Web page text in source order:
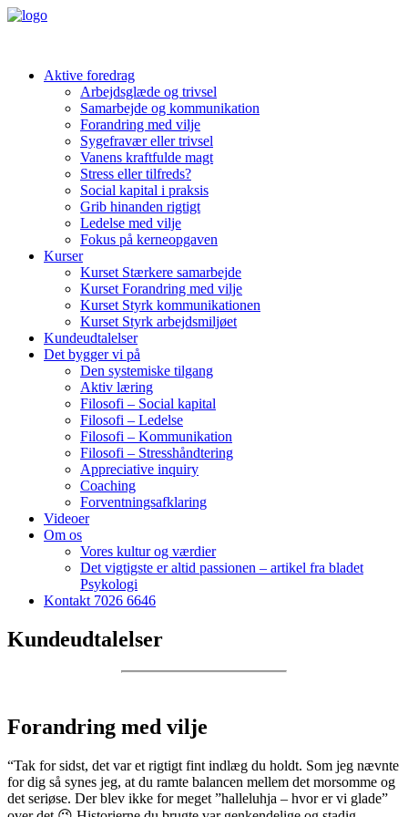
Aktive foredrag
Arbejdsglæde og trivsel
Samarbejde og kommunikation
Forandring med vilje
Sygefravær eller trivsel
Vanens kraftfulde magt
Stress eller tilfreds?
Social kapital i praksis
Grib hinanden rigtigt
Ledelse med vilje
Fokus på kerneopgaven
Kurser
Kurset Stærkere samarbejde
Kurset Forandring med vilje
Kurset Styrk kommunikationen
Kurset Styrk arbejdsmiljøet
Kundeudtalelser
Det bygger vi på
Den systemiske tilgang
Aktiv læring
Filosofi – Social kapital
Filosofi – Ledelse
Filosofi – Kommunikation
Filosofi – Stresshåndtering
Appreciative inquiry
Coaching
Forventningsafklaring
Videoer
Om os
Vores kultur og værdier
Det vigtigste er altid passionen – artikel fra bladet
Psykologi
Kontakt 7026 6646
Kundeudtalelser
Forandring med vilje
“Tak for sidst, det var et rigtigt fint indlæg du holdt. Som jeg nævnte
for dig så synes jeg, at du ramte balancen mellem det morsomme og
det seriøse. Der blev ikke for meget ”halleluhja – hvor er vi glade”